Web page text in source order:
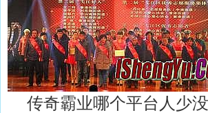
传奇霸业哪个平台人少